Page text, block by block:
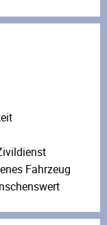
Fahrzeug